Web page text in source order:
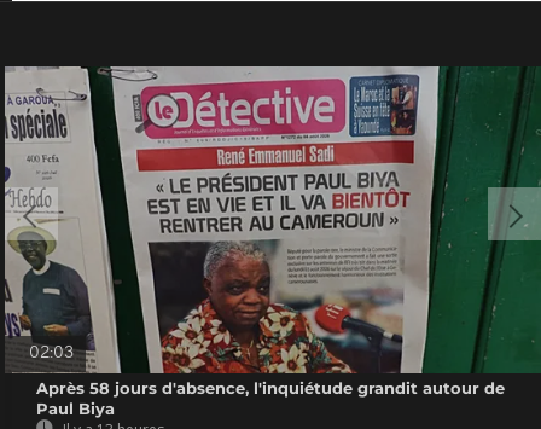
02:03
Après 58 jours d'absence, l'inquiétude grandit autour de
Paul Biya